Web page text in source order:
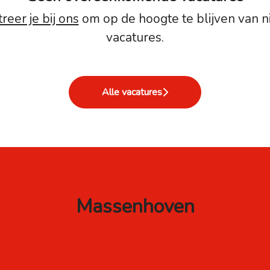
je bij ons om op de hoogte te blijven van
vacatures.
Alle vacatures
Massenhoven